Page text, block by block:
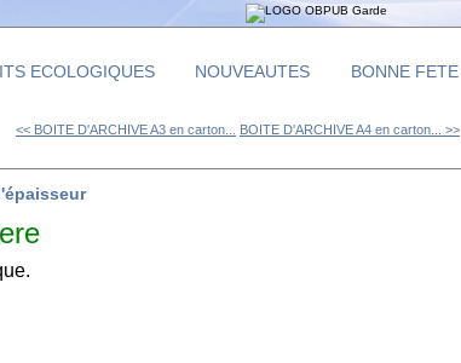
ECOLOGIQUES NOUVEAUTES BONNE FETE
<< BOITE D'ARCHIVE A3 en carton... BOITE D'ARCHIVE A4 en carton... >>